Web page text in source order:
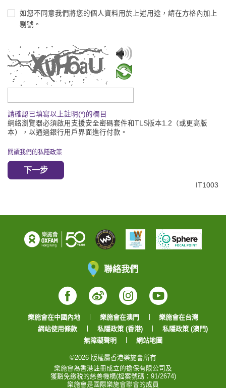
如您不同意我們將您的個人資料用於上述用途，請在方格內加上
剔號。
請輸入驗證碼
請確認已填寫以上註明(*)的欄目
網絡瀏覽器必須啟用支援安全密碼套件和TLS版本1.2（或更高版
本），以通過銀行用戶界面進行付款。
閱讀我們的私隱政策
下一步
IT1003
聯絡我們
Facebook
WeiboInstagram
YouTube
樂施會在中國內地 樂施會在澳門
樂施會在台灣
網站使用條款
私隱政策 (香港)
私隱政策 (澳門)
無障礙聲明
網站地圖
©2026 版權屬香港樂施會所有
樂施會為香港註冊成立的擔保有限公司及
獲豁免繳税的慈善機構(檔案號碼：91/2674)
樂施會是國際樂施會聯會的成員